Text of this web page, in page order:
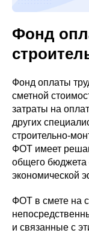
Фонд
Фонд оплаты
сметной
затраты на
других
строительно-
ФОТ имеет
общего бюджета
экономической
ФОТ в смете на
и связанные с